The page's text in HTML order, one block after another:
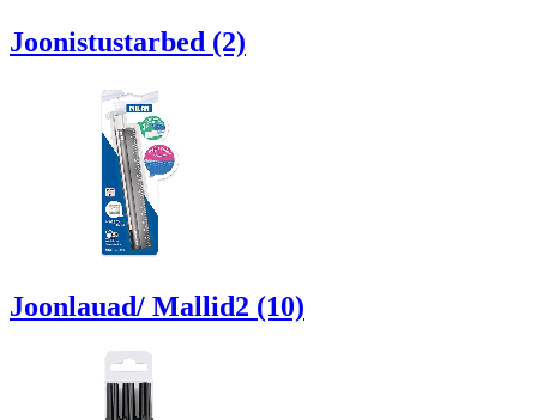
Joonistustarbed (2)
Joonlauad/ Mallid2 (10)